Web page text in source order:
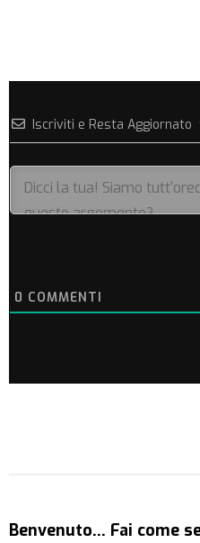
Iscriviti e Resta Aggiornato
0 COMMENTI
Benvenuto… Fai come